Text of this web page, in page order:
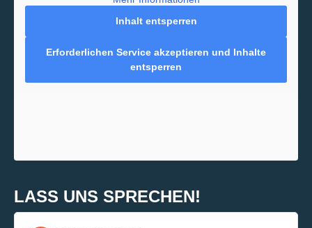
Inhalt entsperren
Erforderlichen Service akzeptieren und Inhalte
entsperren
LASS UNS SPRECHEN!